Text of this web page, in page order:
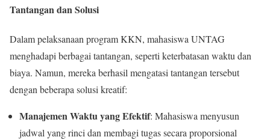
Tantangan dan Solusi
Dalam pelaksanaan program KKN, mahasiswa UNTAG
menghadapi berbagai tantangan, seperti keterbatasan waktu dan
biaya. Namun, mereka berhasil mengatasi tantangan tersebut
dengan beberapa solusi kreatif:
Manajemen Waktu yang Efektif: Mahasiswa menyusun
jadwal yang rinci dan membagi tugas secara proporsional